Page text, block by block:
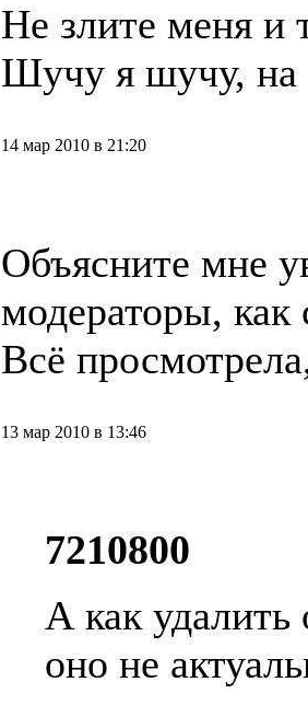
Не злите меня и
Шучу я шучу, на
14 мар 2010 в 21:20
Объясните мне
модераторы, как
Всё
13 мар 2010 в 13:46
7210800
А как удалить
оно не